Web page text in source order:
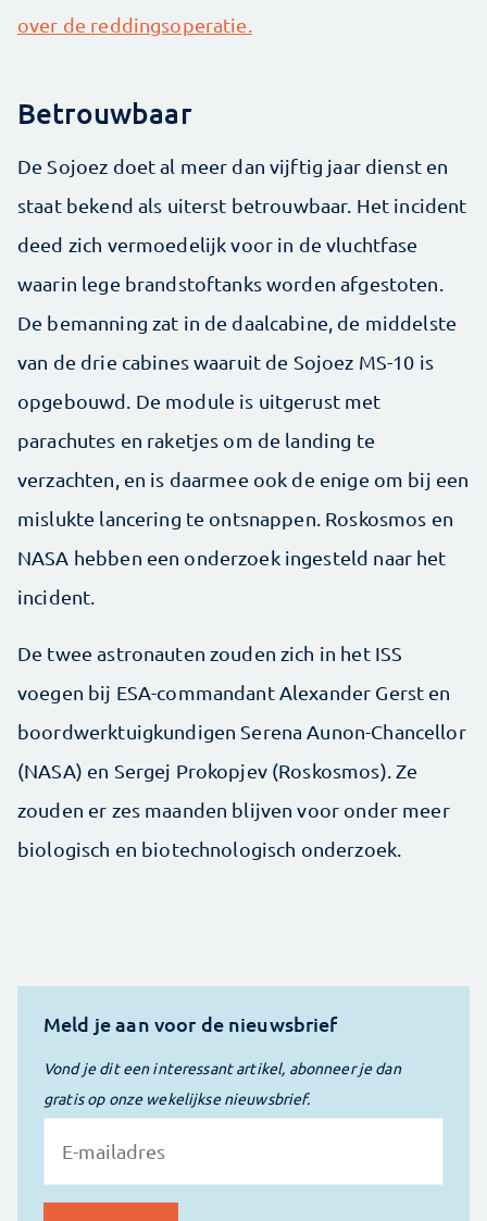
over de reddingsoperatie.
Betrouwbaar
De Sojoez doet al meer dan vijftig jaar dienst en
staat bekend als uiterst betrouwbaar. Het incident
deed zich vermoedelijk voor in de vluchtfase
waarin lege brandstoftanks worden afgestoten.
De bemanning zat in de daalcabine, de middelste
van de drie cabines waaruit de Sojoez MS-10 is
opgebouwd. De module is uitgerust met
parachutes en raketjes om de landing te
verzachten, en is daarmee ook de enige om bij een
mislukte lancering te ontsnappen. Roskosmos en
NASA hebben een onderzoek ingesteld naar het
incident.
De twee astronauten zouden zich in het ISS
voegen bij ESA-commandant Alexander Gerst en
boordwerktuigkundigen Serena Aunon-Chancellor
(NASA) en Sergej Prokopjev (Roskosmos). Ze
zouden er zes maanden blijven voor onder meer
biologisch en biotechnologisch onderzoek.
Meld je aan voor de nieuwsbrief
Vond je dit een interessant artikel, abonneer je dan
gratis op onze wekelijkse nieuwsbrief.